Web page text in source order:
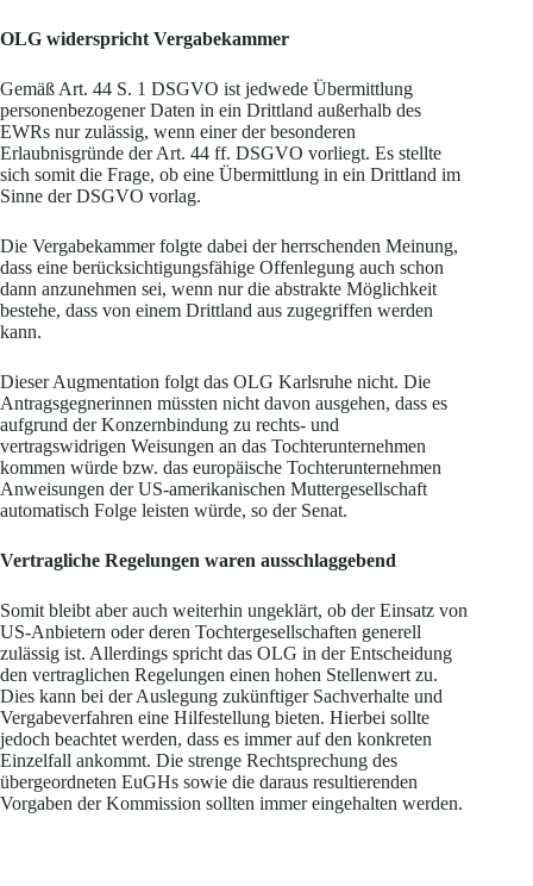
OLG widerspricht Vergabekammer
Gemäß Art. 44 S. 1 DSGVO ist jedwede Übermittlung
personenbezogener Daten in ein Drittland außerhalb des
EWRs nur zulässig, wenn einer der besonderen
Erlaubnisgründe der Art. 44 ff. DSGVO vorliegt. Es stellte
sich somit die Frage, ob eine Übermittlung in ein Drittland im
Sinne der DSGVO vorlag.
Die Vergabekammer folgte dabei der herrschenden Meinung,
dass eine berücksichtigungsfähige Offenlegung auch schon
dann anzunehmen sei, wenn nur die abstrakte Möglichkeit
bestehe, dass von einem Drittland aus zugegriffen werden
kann.
Dieser Augmentation folgt das OLG Karlsruhe nicht. Die
Antragsgegnerinnen müssten nicht davon ausgehen, dass es
aufgrund der Konzernbindung zu rechts- und
vertragswidrigen Weisungen an das Tochterunternehmen
kommen würde bzw. das europäische Tochterunternehmen
Anweisungen der US-amerikanischen Muttergesellschaft
automatisch Folge leisten würde, so der Senat.
Vertragliche Regelungen waren ausschlaggebend
Somit bleibt aber auch weiterhin ungeklärt, ob der Einsatz von
US-Anbietern oder deren Tochtergesellschaften generell
zulässig ist. Allerdings spricht das OLG in der Entscheidung
den vertraglichen Regelungen einen hohen Stellenwert zu.
Dies kann bei der Auslegung zukünftiger Sachverhalte und
Vergabeverfahren eine Hilfestellung bieten. Hierbei sollte
jedoch beachtet werden, dass es immer auf den konkreten
Einzelfall ankommt. Die strenge Rechtsprechung des
übergeordneten EuGHs sowie die daraus resultierenden
Vorgaben der Kommission sollten immer eingehalten werden.